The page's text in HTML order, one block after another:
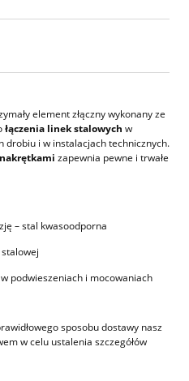
element złączny wykonany ze
łączenia linek stalowych w
drobiu i w instalacjach technicznych.
zapewnia pewne i trwałe
– stal kwasoodporna
podwieszeniach i mocowaniach
sposobu dostawy nasz
w celu ustalenia szczegółów